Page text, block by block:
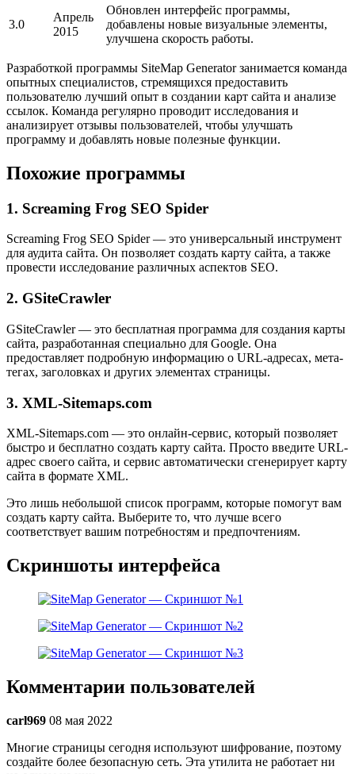
3.0
Апрель
2015
Обновлен интерфейс программы,
добавлены новые визуальные элементы,
улучшена скорость работы.
Разработкой программы SiteMap Generator занимается команда
опытных специалистов, стремящихся предоставить
пользователю лучший опыт в создании карт сайта и анализе
ссылок. Команда регулярно проводит исследования и
анализирует отзывы пользователей, чтобы улучшать
программу и добавлять новые полезные функции.
Похожие программы
1. Screaming Frog SEO Spider
Screaming Frog SEO Spider — это универсальный инструмент
для аудита сайта. Он позволяет создать карту сайта, а также
провести исследование различных аспектов SEO.
2. GSiteCrawler
GSiteCrawler — это бесплатная программа для создания карты
сайта, разработанная специально для Google. Она
предоставляет подробную информацию о URL-адресах, мета-
тегах, заголовках и других элементах страницы.
3. XML-Sitemaps.com
XML-Sitemaps.com — это онлайн-сервис, который позволяет
быстро и бесплатно создать карту сайта. Просто введите URL-
адрес своего сайта, и сервис автоматически сгенерирует карту
сайта в формате XML.
Это лишь небольшой список программ, которые помогут вам
создать карту сайта. Выберите то, что лучше всего
соответствует вашим потребностям и предпочтениям.
Скриншоты интерфейса
Комментарии пользователей
carl969 08 мая 2022
Многие страницы сегодня используют шифрование, поэтому
создайте более безопасную сеть. Эта утилита не работает ни